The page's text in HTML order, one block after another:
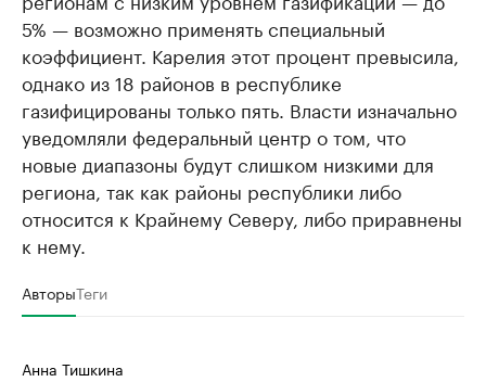
5% — возможно применять специальный
коэффициент. Карелия этот процент превысила,
однако из 18 районов в республике
газифицированы только пять. Власти изначально
уведомляли федеральный центр о том, что
новые диапазоны будут слишком низкими для
региона, так как районы республики либо
относится к Крайнему Северу, либо приравнены
к нему.
АвторыТеги
Анна Тишкина